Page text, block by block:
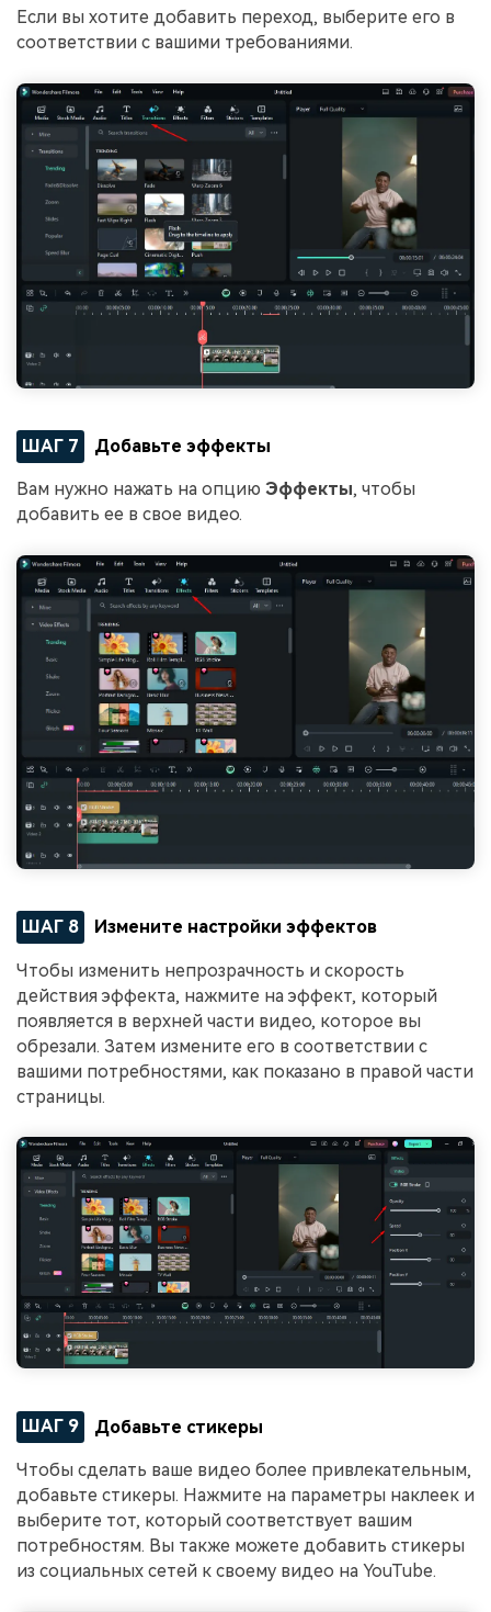
Если вы хотите добавить переход, выберите его в
соответствии с вашими требованиями.
ШАГ 7 Добавьте эффекты
Вам нужно нажать на опцию Эффекты, чтобы
добавить ее в свое видео.
ШАГ 8 Измените настройки эффектов
Чтобы изменить непрозрачность и скорость
действия эффекта, нажмите на эффект, который
появляется в верхней части видео, которое вы
обрезали. Затем измените его в соответствии с
вашими потребностями, как показано в правой части
страницы.
ШАГ 9 Добавьте стикеры
Чтобы сделать ваше видео более привлекательным,
добавьте стикеры. Нажмите на параметры наклеек и
выберите тот, который соответствует вашим
потребностям. Вы также можете добавить стикеры
из социальных сетей к своему видео на YouTube.